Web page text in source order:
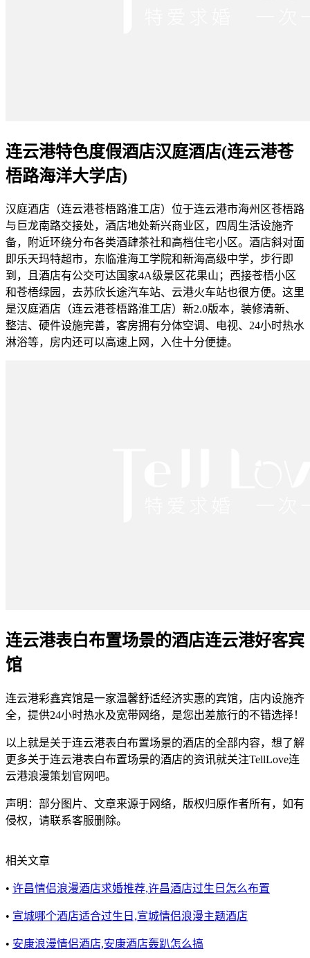
连云港特色度假酒店汉庭酒店(连云港苍
梧路海洋大学店)
汉庭酒店（连云港苍梧路淮工店）位于连云港市海州区苍梧路
与巨龙南路交接处，酒店地处新兴商业区，四周生活设施齐
备，附近环绕分布各类酒肆茶社和高档住宅小区。酒店斜对面
即乐天玛特超市，东临淮海工学院和新海高级中学，步行即
到，且酒店有公交可达国家4A级景区花果山；西接苍梧小区
和苍梧绿园，去苏欣长途汽车站、云港火车站也很方便。这里
是汉庭酒店（连云港苍梧路淮工店）新2.0版本，装修清新、
整洁、硬件设施完善，客房拥有分体空调、电视、24小时热水
淋浴等，房内还可以高速上网，入住十分便捷。
连云港表白布置场景的酒店连云港好客宾
馆
连云港彩鑫宾馆是一家温馨舒适经济实惠的宾馆，店内设施齐
全，提供24小时热水及宽带网络，是您出差旅行的不错选择！
以上就是关于连云港表白布置场景的酒店的全部内容，想了解
更多关于连云港表白布置场景的酒店的资讯就关注TellLove连
云港浪漫策划官网吧。
声明：部分图片、文章来源于网络，版权归原作者所有，如有
侵权，请联系客服删除。
相关文章
• 许昌情侣浪漫酒店求婚推荐,许昌酒店过生日怎么布置
• 宣城哪个酒店适合过生日,宣城情侣浪漫主题酒店
• 安康浪漫情侣酒店,安康酒店轰趴怎么搞